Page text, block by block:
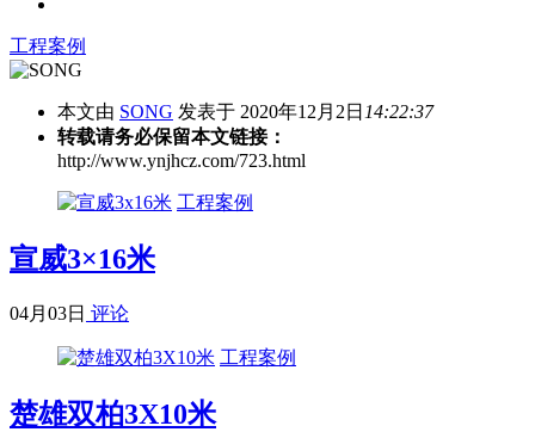
工程案例
本文由 SONG 发表于 2020年12月2日 14:22:37
转载请务必保留本文链接：
http://www.ynjhcz.com/723.html
工程案例
宣威3×16米
04月03日 评论
工程案例
楚雄双柏3X10米